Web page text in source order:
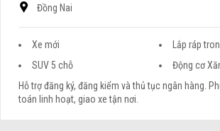
Đồng Nai
Xe mới
Lắp ráp
SUV 5 chỗ
Động cơ
Hỗ trợ đăng ký, đăng kiểm và thủ tục ngân hàng.
toán linh hoạt, giao xe tận nơi.